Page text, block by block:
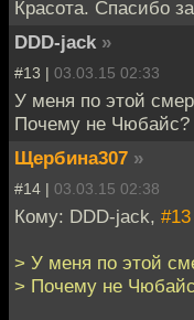
Красота. Спасибо
DDD-jack »
#13 | 03.03.15 02:33
У меня по этой
Почему не Чюбайс?
Щербина307 »
#14 | 03.03.15 02:38
Кому: DDD-jack, #13
> У меня по этой
> Почему не